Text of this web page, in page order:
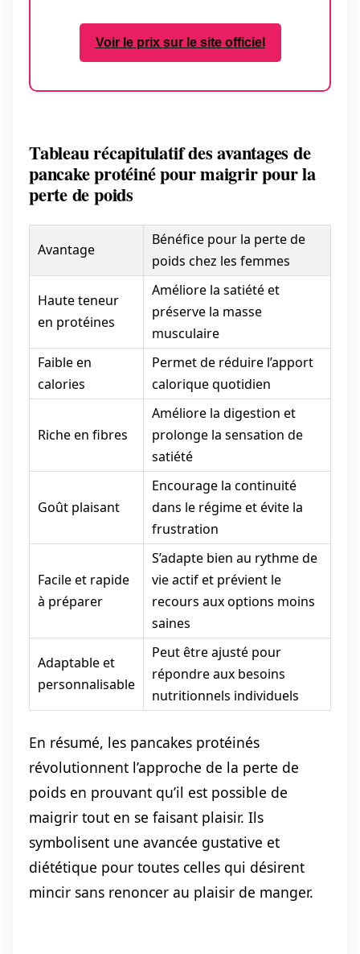
Voir le prix sur le site officiel
Tableau récapitulatif des avantages de
pancake protéiné pour maigrir pour la
perte de poids
Avantage
Bénéfice pour la perte de
poids chez les femmes
Haute teneur
en protéines
Améliore la satiété et
préserve la masse
musculaire
Faible en
calories
Permet de réduire l’apport
calorique quotidien
Riche en fibres
Améliore la digestion et
prolonge la sensation de
satiété
Goût plaisant
Encourage la continuité
dans le régime et évite la
frustration
Facile et rapide
à préparer
S’adapte bien au rythme de
vie actif et prévient le
recours aux options moins
saines
Adaptable et
personnalisable
Peut être ajusté pour
répondre aux besoins
nutritionnels individuels
En résumé, les pancakes protéinés
révolutionnent l’approche de la perte de
poids en prouvant qu’il est possible de
maigrir tout en se faisant plaisir. Ils
symbolisent une avancée gustative et
diététique pour toutes celles qui désirent
mincir sans renoncer au plaisir de manger.